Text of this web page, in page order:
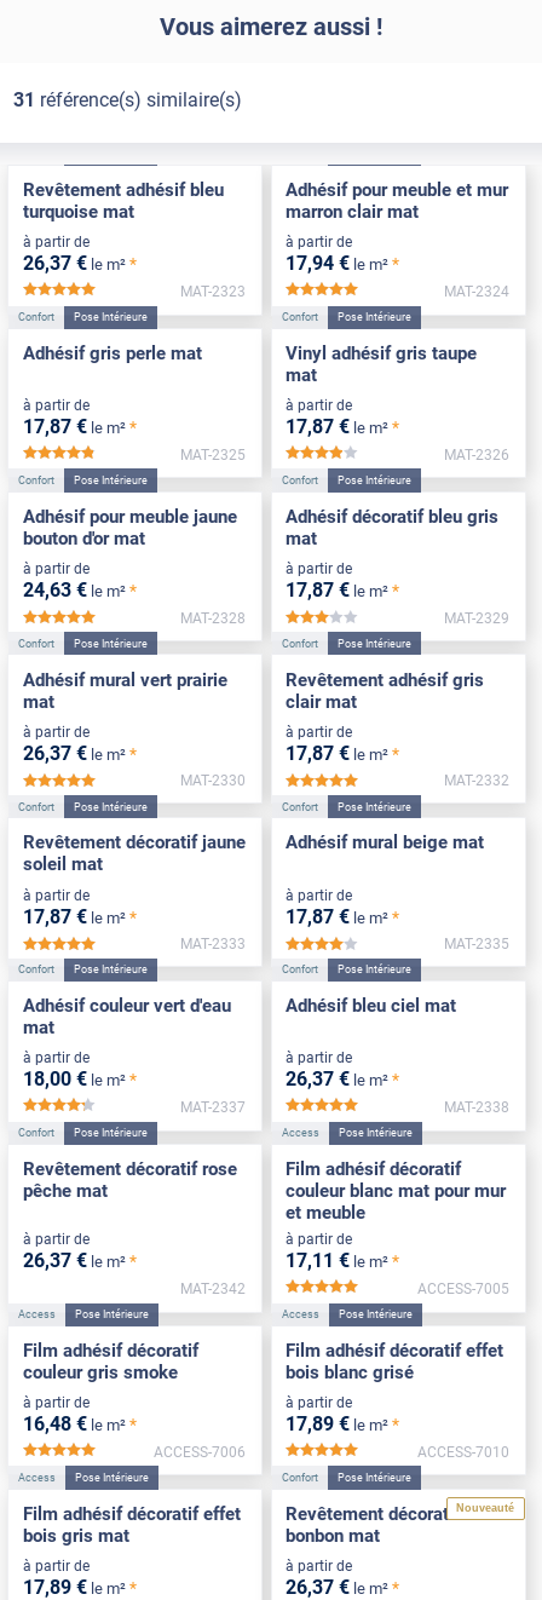
Vous aimerez aussi !
31 référence(s) similaire(s)
Revêtement adhésif bleu
turquoise mat
à partir de
26,37 € le m² *
MAT-2323
Adhésif pour meuble et mur
marron clair mat
à partir de
17,94 € le m² *
MAT-2324
Confort Pose Intérieure
Adhésif gris perle mat
à partir de
17,87 € le m² *
*****
MAT-2325
Confort Pose Intérieure
Vinyl adhésif gris taupe
mat
à partir de
17,87 € le m² *
*****
MAT-2326
Confort Pose Intérieure
Adhésif pour meuble jaune
bouton d'or mat
à partir de
24,63 € le m² *
*****
MAT-2328
Confort Pose Intérieure
Adhésif décoratif bleu gris
mat
à partir de
17,87 € le m² *
*****
MAT-2329
Confort Pose Intérieure
Adhésif mural vert prairie
mat
à partir de
26,37 € le m² *
*****
MAT-2330
Confort Pose Intérieure
Revêtement adhésif gris
clair mat
à partir de
17,87 € le m² *
MAT-2332
Confort Pose Intérieure
Revêtement décoratif jaune
soleil mat
à partir de
17,87 € le m² *
*****
MAT-2333
Confort Pose Intérieure
Adhésif mural beige mat
à partir de
17,87 € le m² *
*****
MAT-2335
Confort Pose Intérieure
Adhésif couleur vert d'eau
mat
à partir de
18,00 € le m² *
*****
MAT-2337
Confort Pose Intérieure
Adhésif bleu ciel mat
à partir de
26,37 € le m² *
MAT-2338
Confort Pose Intérieure
Revêtement décoratif rose
pêche mat
à partir de
26,37 € le m² *
MAT-2342
Access Pose Intérieure
Film adhésif décoratif
couleur blanc mat pour mur
et meuble
à partir de
17,11 € le m² *
ACCESS-7005
Access Pose Intérieure
Film adhésif décoratif
couleur gris smoke
à partir de
16,48 € le m² *
*****
ACCESS-7006
Access Pose Intérieure
Film adhésif décoratif effet
bois blanc grisé
à partir de
17,89 € le m² *
ACCESS-7010
Access Pose Intérieure
Film adhésif décoratif effet
bois gris mat
à partir de
17,89 € le m² *
Nouveauté
Confort Pose Intérieure
Revêtement décoratif rose
bonbon mat
à partir de
26,37 € le m² *